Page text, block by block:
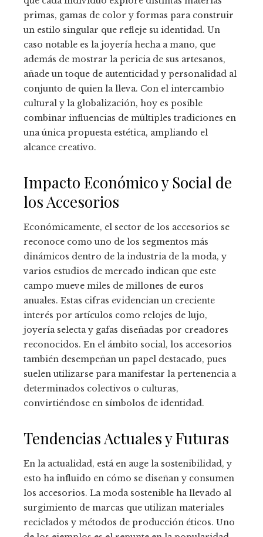
primas, gamas de color y formas para construir
un estilo singular que refleje su identidad. Un
caso notable es la joyería hecha a mano, que
además de mostrar la pericia de sus artesanos,
añade un toque de autenticidad y personalidad al
conjunto de quien la lleva. Con el intercambio
cultural y la globalización, hoy es posible
combinar influencias de múltiples tradiciones en
una única propuesta estética, ampliando el
alcance creativo.
Impacto Económico y Social de
los Accesorios
Económicamente, el sector de los accesorios se
reconoce como uno de los segmentos más
dinámicos dentro de la industria de la moda, y
varios estudios de mercado indican que este
campo mueve miles de millones de euros
anuales. Estas cifras evidencian un creciente
interés por artículos como relojes de lujo,
joyería selecta y gafas diseñadas por creadores
reconocidos. En el ámbito social, los accesorios
también desempeñan un papel destacado, pues
suelen utilizarse para manifestar la pertenencia a
determinados colectivos o culturas,
convirtiéndose en símbolos de identidad.
Tendencias Actuales y Futuras
En la actualidad, está en auge la sostenibilidad, y
esto ha influido en cómo se diseñan y consumen
los accesorios. La moda sostenible ha llevado al
surgimiento de marcas que utilizan materiales
reciclados y métodos de producción éticos. Uno